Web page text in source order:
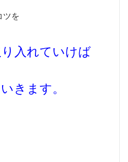
ツを
入れていけば
きます。